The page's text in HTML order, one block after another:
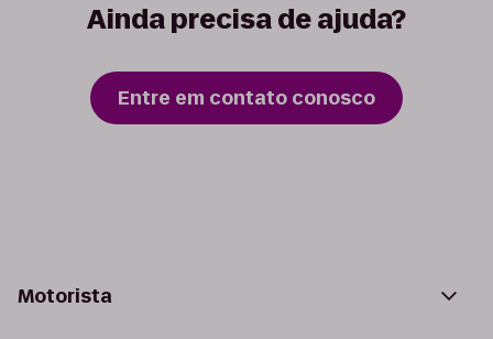
Ainda precisa de ajuda?
Entre em contato conosco
Motorista